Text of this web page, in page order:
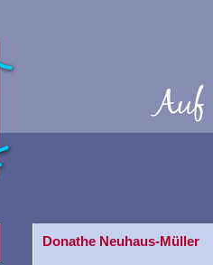
Donathe Neuhaus-Müller